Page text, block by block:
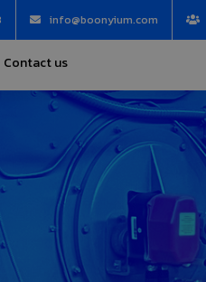
info@boonyium.com
Contact us